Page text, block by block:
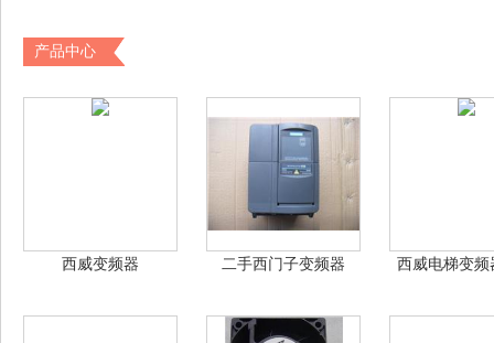
产品中心
西威变频器 二手西门子变频器 西威电梯变频